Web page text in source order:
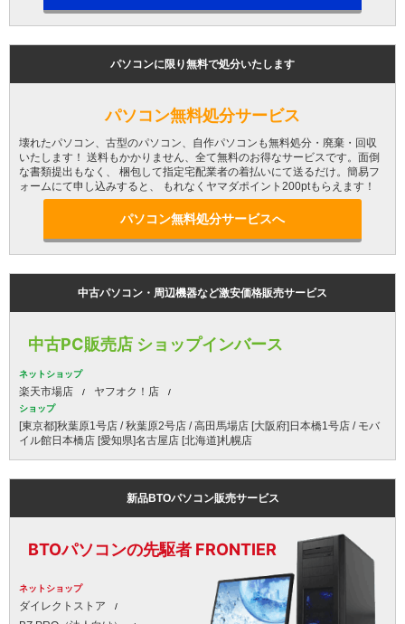
パソコンに限り無料で処分いたします
パソコン無料処分サービス
壊れたパソコン、古型のパソコン、自作パソコンも無料処分・廃棄・回収
いたします！ 送料もかかりません、全て無料のお得なサービスです。面倒
な書類提出もなく、 梱包して指定宅配業者の着払いにて送るだけ。簡易フ
ォームにて申し込みすると、 もれなくヤマダポイント200ptもらえます！
パソコン無料処分サービスへ
中古パソコン・周辺機器など激安価格販売サービス
中古PC販売店 ショップインバース
ネットショップ
楽天市場店 ヤフオク！店
ショップ
[東京都]秋葉原1号店 / 秋葉原2号店 / 高田馬場店 [大阪府]日本橋1号店 / モバ
イル館日本橋店 [愛知県]名古屋店 [北海道]札幌店
新品BTOパソコン販売サービス
BTOパソコンの先駆者 FRONTIER
ネットショップ
ダイレクトストア